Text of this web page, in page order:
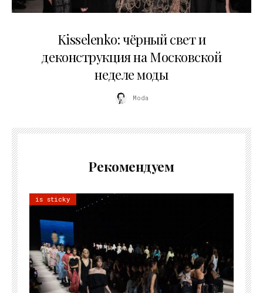
Kisselenko: чёрный свет и
деконструкция на Московской
неделе моды
Moda
Рекомендуем
is sticky